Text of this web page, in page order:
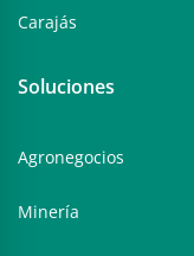
Carajás
Soluciones
Agronegocios
Minería